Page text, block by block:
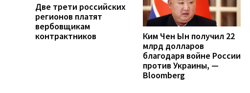
Две трети российских
регионов платят
вербовщикам
контрактников
Ким Чен Ын получил 22
млрд долларов
благодаря войне России
против Украины, —
Bloomberg